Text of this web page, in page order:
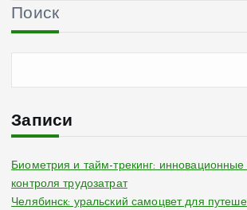
Поиск
Записи
Биометрия и тайм-трекинг:
контроля трудозатрат
Челябинск: уральский самоцвет для